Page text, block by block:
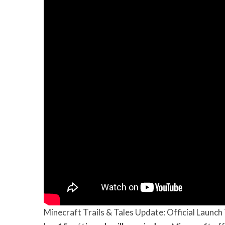
Minecraft Trails & Tales Update: Official